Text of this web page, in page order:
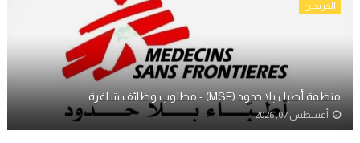
الخريجين
منظمة أطباء بلا حدود (MSF) - مطلوب وظائف شاغرة
أغسطس 07, 2026